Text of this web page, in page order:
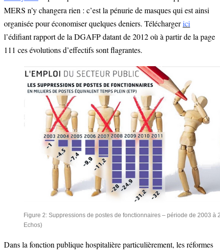
MERS n’y changera rien : c’est la pénurie de masques qui est ainsi
organisée pour économiser quelques deniers. Téléchargerici
l’édifiant rapport de la DGAFP datant de 2012 où à partir de la page
111 ces évolutions d’effectifs sont flagrantes.
Figure 2: Suppressions de postes de fonctionnaires – période de 2003 à
Echos)
Dans la fonction publique hospitalière particulièrement, les réformes